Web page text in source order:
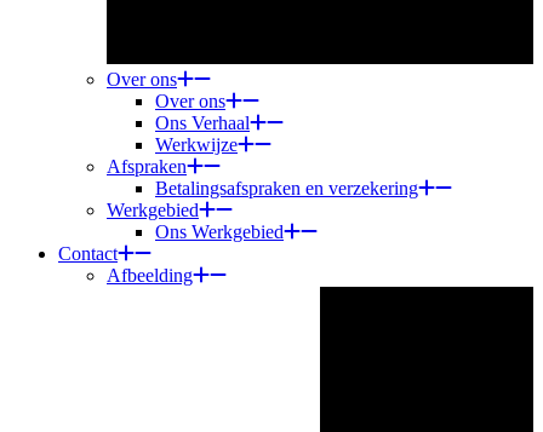
Over ons
Over ons
Ons Verhaal
Werkwijze
Afspraken
Betalingsafspraken en verzekering
Werkgebied
Ons Werkgebied
Contact
Afbeelding